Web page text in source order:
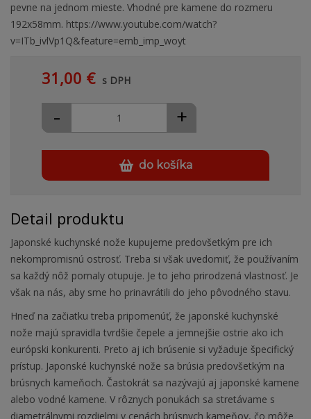
pevne na jednom mieste. Vhodné pre kamene do rozmeru
192x58mm. https://www.youtube.com/watch?
v=ITb_ivlVp1Q&feature=emb_imp_woyt
31,00 € s DPH
+
-
do košíka
Detail produktu
Japonské kuchynské nože kupujeme predovšetkým pre ich
nekompromisnú ostrosť. Treba si však uvedomiť, že používaním
sa každý nôž pomaly otupuje. Je to jeho prirodzená vlastnosť. Je
však na nás, aby sme ho prinavrátili do jeho pôvodného stavu.
Hneď na začiatku treba pripomenúť, že japonské kuchynské
nože majú spravidla tvrdšie čepele a jemnejšie ostrie ako ich
európski konkurenti. Preto aj ich brúsenie si vyžaduje špecifický
prístup. Japonské kuchynské nože sa brúsia predovšetkým na
brúsnych kameňoch. Častokrát sa nazývajú aj japonské kamene
alebo vodné kamene. V rôznych ponukách sa stretávame s
diametrálnymi rozdielmi v cenách brúsnych kameňov, čo môže